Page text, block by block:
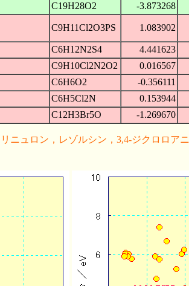
C19H28O2 -3.873268
C9H11Cl2O3PS 1.083902
C6H12N2S4 4.441623
C9H10Cl2N2O2 0.016567
C6H6O2 -0.356111
C6H5Cl2N 0.153944
C12H3Br5O -1.269670
ニュロン，レゾルシン，3,4-ジクロロア